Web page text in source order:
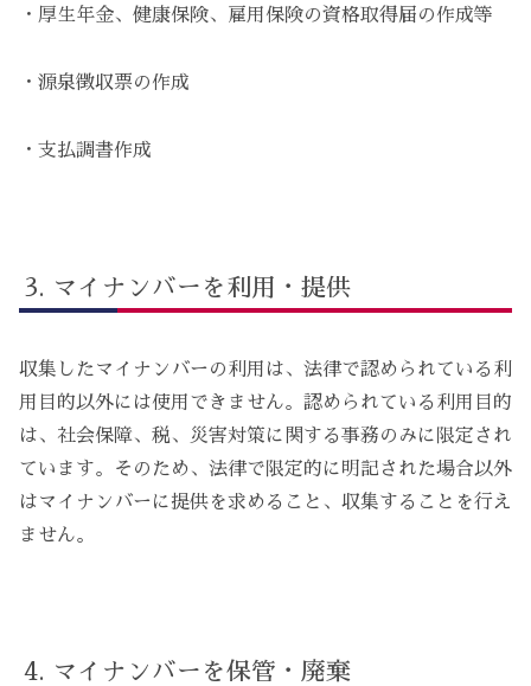
・厚生年金、健康保険、雇用保険の資格取得届の作成等
・源泉徴収票の作成
・支払調書作成
マイナンバーを利用・提供
収集したマイナンバーの利用は、法律で認められている利
用目的以外には使用できません。認められている利用目的
は、社会保障、税、災害対策に関する事務のみに限定され
ています。そのため、法律で限定的に明記された場合以外
はマイナンバーに提供を求めること、収集することを行え
ません。
マイナンバーを保管・廃棄